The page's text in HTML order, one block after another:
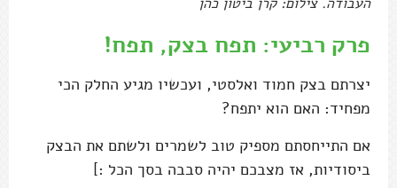
העבודה. צילום: קרן ביטון כהן
פרק רביעי: תפח בצק, תפח!
יצרתם בצק חמוד ואלסטי, ועכשיו מגיע החלק הכי
מפחיד: האם הוא יתפח?
אם התייחסתם מספיק טוב לשמרים ולשתם את הבצק
ביסודיות, אז מצבכם יהיה סבבה בסך הכל :]